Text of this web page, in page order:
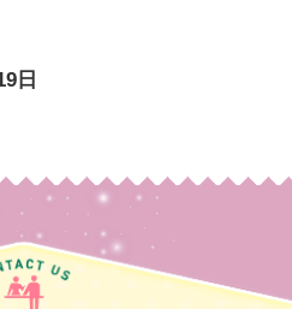
日